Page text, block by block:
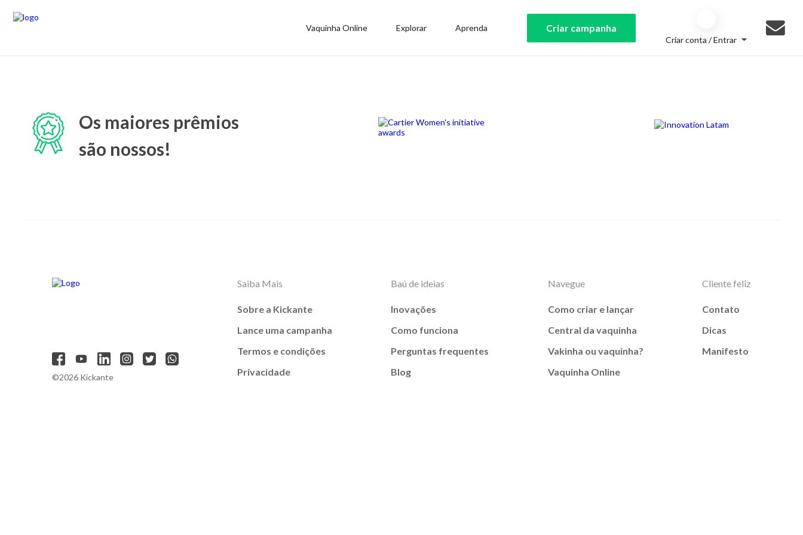
Vaquinha Online Explorar Aprenda Criar campanha
Criar conta / Entrar
Os maiores prêmios
são nossos!
©2026 Kickante
Saiba Mais
Sobre a Kickante
Lance uma campanha
Termos e condições
Privacidade
Baú de ideias
Inovações
Como funciona
Perguntas frequentes
Blog
Navegue
Como criar e lançar
Central da vaquinha
Vakinha ou vaquinha?
Vaquinha Online
Cliente feliz
Contato
Dicas
Manifesto